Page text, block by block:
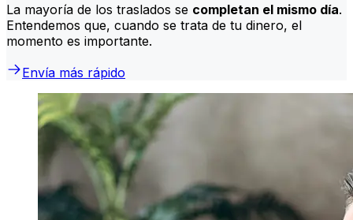
La mayoría de los traslados se completan el mismo día.
Entendemos que, cuando se trata de tu dinero, el
momento es importante.
Envía más rápido